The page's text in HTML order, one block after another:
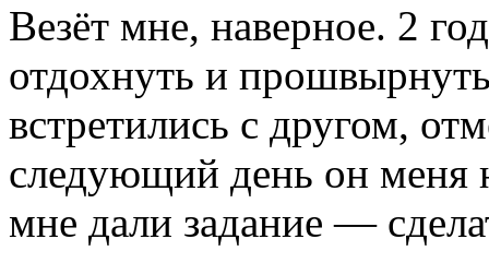
Везёт мне, наверное. 2
отдохнуть и
встретились с другом,
следующий день он меня
мне дали задание —